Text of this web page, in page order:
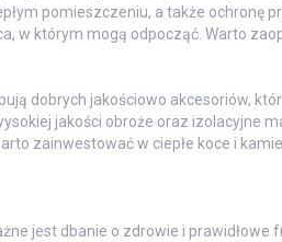
pomieszczeniu, a także ochronę
w którym mogą odpocząć. Warto
dobrych jakościowo akcesoriów,
jakości obroże oraz izolacyjne
zainwestować w ciepłe koce i
jest dbanie o zdrowie i prawidłowe